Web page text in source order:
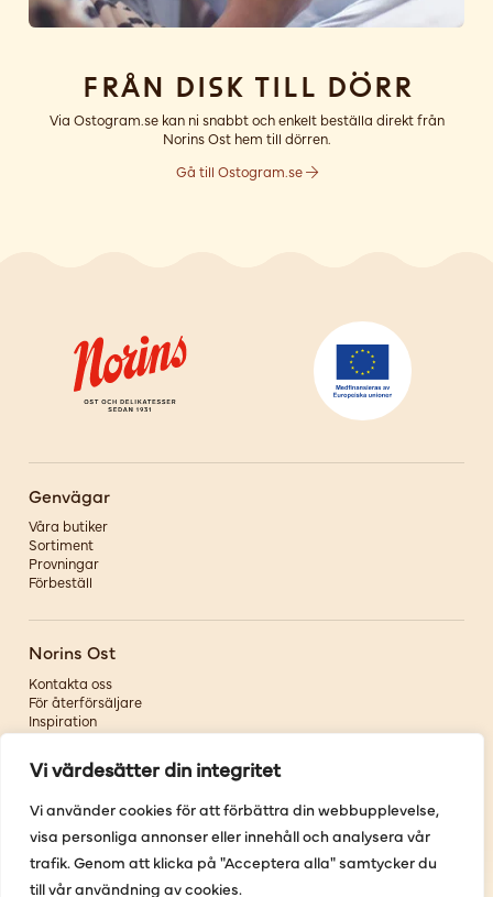
Vi värdesätter din integritet
Vi använder cookies för att förbättra din webbupplevelse,
visa personliga annonser eller innehåll och analysera vår
trafik. Genom att klicka på "Acceptera alla" samtycker du
till vår användning av cookies.
Från disk till dörr
Via Ostogram.se kan ni snabbt och enkelt beställa direkt från
Norins Ost hem till dörren.
Gå till Ostogram.se
Genvägar
Våra butiker
Sortiment
Provningar
Förbeställ
Norins Ost
Kontakta oss
För återförsäljare
Inspiration
Om oss
Följ oss
Facebook
Instagram